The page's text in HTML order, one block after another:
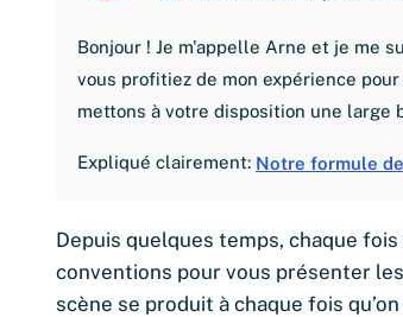
Bonjour ! Je m'appelle Arne et je me
vous profitiez de mon expérience
mettons à votre disposition une large
Expliqué clairement: Notre formule
Depuis quelques temps, chaque
conventions pour vous présenter
scène se produit à chaque fois